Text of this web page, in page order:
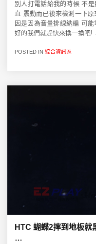
別人打電話給我的時候 不
直 震動而已後來檢測一下
因是因為音量排線納編 可
好的我們就趕快來換一換吧! .
POSTED IN 綜合資訊區
HTC 蝴蝶2摔到地板就
…